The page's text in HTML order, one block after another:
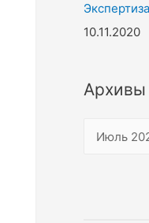
10.11.2020
Архивы